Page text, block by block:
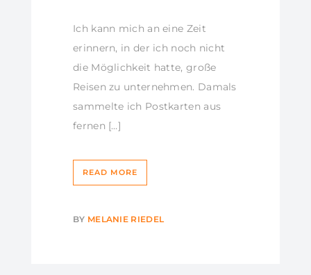
Ich kann mich an eine Zeit
erinnern, in der ich noch nicht
die Möglichkeit hatte, große
Reisen zu unternehmen. Damals
sammelte ich Postkarten aus
fernen […]
READ MORE
BY MELANIE RIEDEL